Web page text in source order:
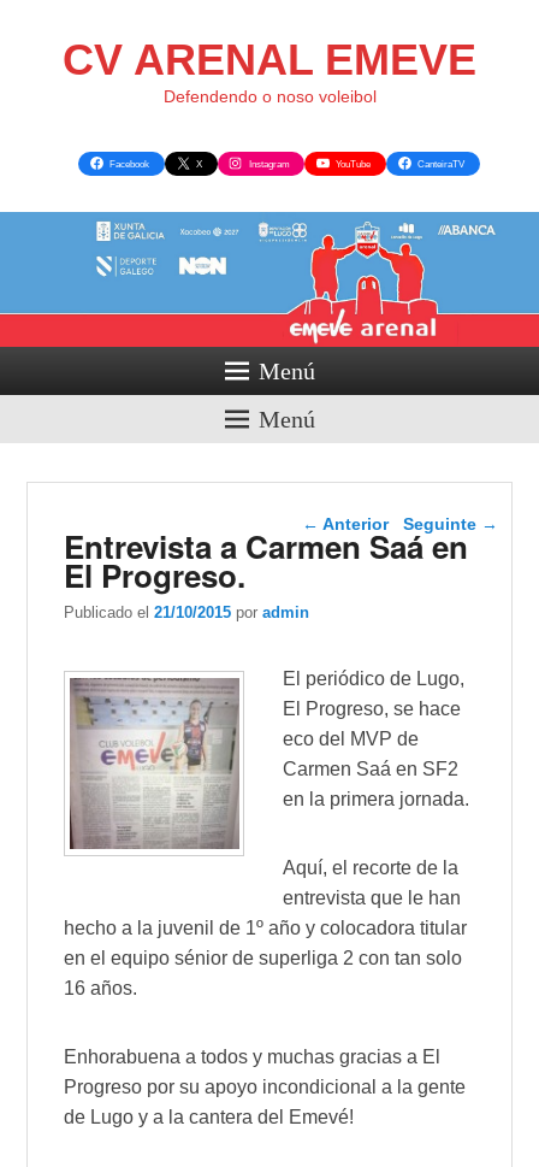
CV ARENAL EMEVE
Defendendo o noso voleibol
Facebook X Instagram YouTube CanteiraTV
Menú
Menú
Navegador de artigos
← Anterior Seguinte →
Entrevista a Carmen Saá en
El Progreso.
Publicado el21/10/2015 poradmin
El periódico de Lugo,
El Progreso, se hace
eco del MVP de
Carmen Saá en SF2
en la primera jornada.
Aquí, el recorte de la
entrevista que le han
hecho a la juvenil de 1º año y colocadora titular
en el equipo sénior de superliga 2 con tan solo
16 años.
Enhorabuena a todos y muchas gracias a El
Progreso por su apoyo incondicional a la gente
de Lugo y a la cantera del Emevé!